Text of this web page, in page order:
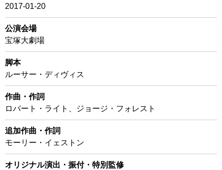
2017-01-20
公演会場
宝塚大劇場
脚本
ルーサー・ディヴィス
作曲・作詞
ロバート・ライト、ジョージ・フォレスト
追加作曲・作詞
モーリー・イェストン
オリジナル演出・振付・特別監修